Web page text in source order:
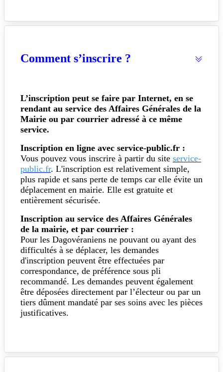
Comment s’inscrire ?
L’inscription peut se faire par Internet, en se
rendant au service des Affaires Générales de la
Mairie ou par courrier adressé à ce même
service.
Inscription en ligne avec service-public.fr :
Vous pouvez vous inscrire à partir du site service-
public.fr. L'inscription est relativement simple,
plus rapide et sans perte de temps car elle évite un
déplacement en mairie. Elle est gratuite et
entièrement sécurisée.
Inscription au service des Affaires Générales
de la mairie, et par courrier :
Pour les Dagovéraniens ne pouvant ou ayant des
difficultés à se déplacer, les demandes
d'inscription peuvent être effectuées par
correspondance, de préférence sous pli
recommandé. Les demandes peuvent également
être déposées directement par l’électeur ou par un
tiers dûment mandaté par ses soins avec les pièces
justificatives.